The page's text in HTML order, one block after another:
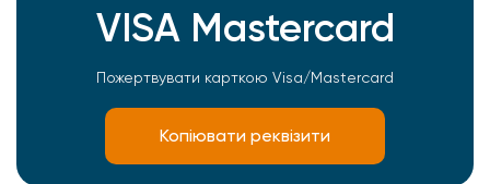
VISA Mastercard
Пожертвувати карткою Visa/Mastercard
Копіювати реквізити